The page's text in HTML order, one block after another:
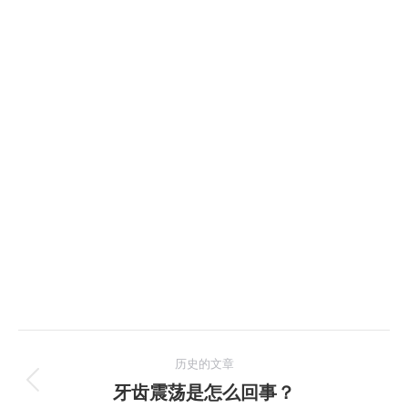
章
历史的文章
历
牙齿震荡是怎么回事？